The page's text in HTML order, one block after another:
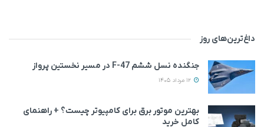
داغ‌ترین‌های روز
جنگنده نسل ششم F-47 در مسیر نخستین پرواز
بهترین موتور برق برای کامپیوتر چیست؟ + راهنمای
کامل خرید